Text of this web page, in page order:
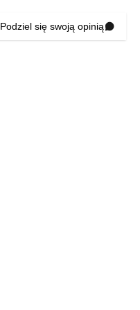
Podziel się swoją opinią